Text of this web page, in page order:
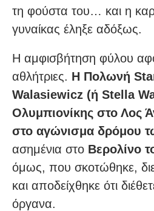
τη φούστα του… και η
γυναίκας έληξε αδόξως.
Η αμφισβήτηση φύλου
αθλήτριες. Η Πολωνή
Walasiewicz (ή Stella
Ολυμπιονίκης στο Λος
στο αγώνισμα δρόμου
ασημένια στο Βερολίνο
όμως, που σκοτώθηκε,
και αποδείχθηκε ότι
όργανα.